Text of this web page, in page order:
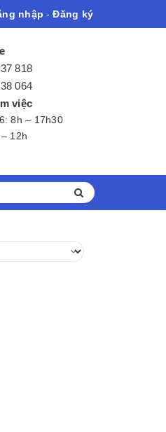
nhập - Đăng ký
818
064
việc
8h – 17h30
12h